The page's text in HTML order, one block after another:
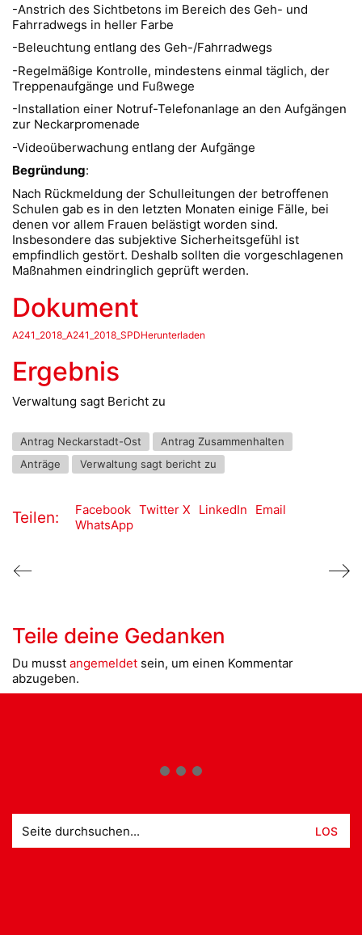
-Anstrich des Sichtbetons im Bereich des Geh- und
Fahrradwegs in heller Farbe
-Beleuchtung entlang des Geh-/Fahrradwegs
-Regelmäßige Kontrolle, mindestens einmal täglich, der
Treppenaufgänge und Fußwege
-Installation einer Notruf-Telefonanlage an den Aufgängen
zur Neckarpromenade
-Videoüberwachung entlang der Aufgänge
Begründung:
Nach Rückmeldung der Schulleitungen der betroffenen
Schulen gab es in den letzten Monaten einige Fälle, bei
denen vor allem Frauen belästigt worden sind.
Insbesondere das subjektive Sicherheitsgefühl ist
empfindlich gestört. Deshalb sollten die vorgeschlagenen
Maßnahmen eindringlich geprüft werden.
Dokument
A241_2018_A241_2018_SPDHerunterladen
Ergebnis
Verwaltung sagt Bericht zu
Antrag Neckarstadt-Ost
Antrag Zusammenhalten
Anträge
Verwaltung sagt bericht zu
Teilen: Facebook Twitter X LinkedIn
Email
WhatsApp
Teile deine Gedanken
Du musst angemeldet sein, um einen Kommentar
abzugeben.
nach: